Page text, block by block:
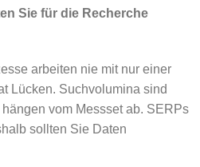
Sie für die Recherche
arbeiten nie mit nur einer
Lücken. Suchvolumina sind
vom Messset ab. SERPs
sollten Sie Daten